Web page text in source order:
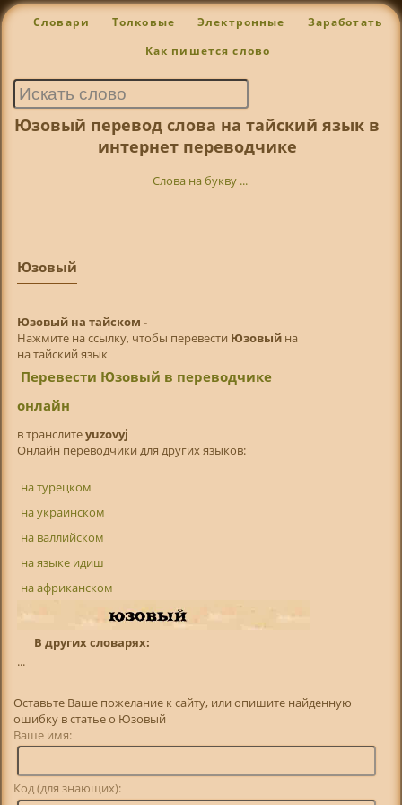
Словари Толковые Электронные Заработать
Как пишется слово
Юзовый перевод слова на тайский язык в
интернет переводчике
Слова на букву ...
Юзовый
Юзовый на тайском -
Нажмите на ссылку, чтобы перевести Юзовыйна
на тайский язык
Перевести Юзовый в переводчике
онлайн
в транслитeyuzovyj
Онлайн переводчики для других языков:
на турецком
на украинском
на валлийском
на языке идиш
на африканском
В других словарях:
...
Оставьте Ваше пожелание к сайту, или опишите найденную
ошибку в статье о Юзовый
Ваше имя:
Код (для знающих):